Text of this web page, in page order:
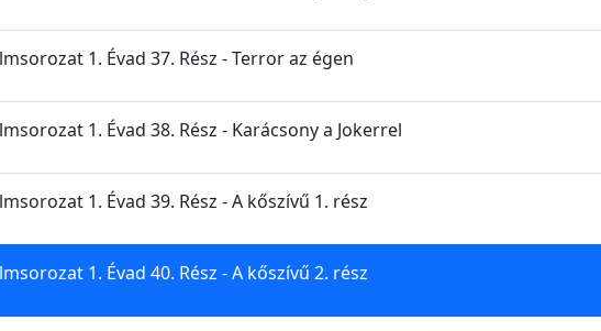
1. Évad 37. Rész - Terror az égen
1. Évad 38. Rész - Karácsony a Jokerrel
1. Évad 39. Rész - A kőszívű 1. rész
1. Évad 40. Rész - A kőszívű 2. rész